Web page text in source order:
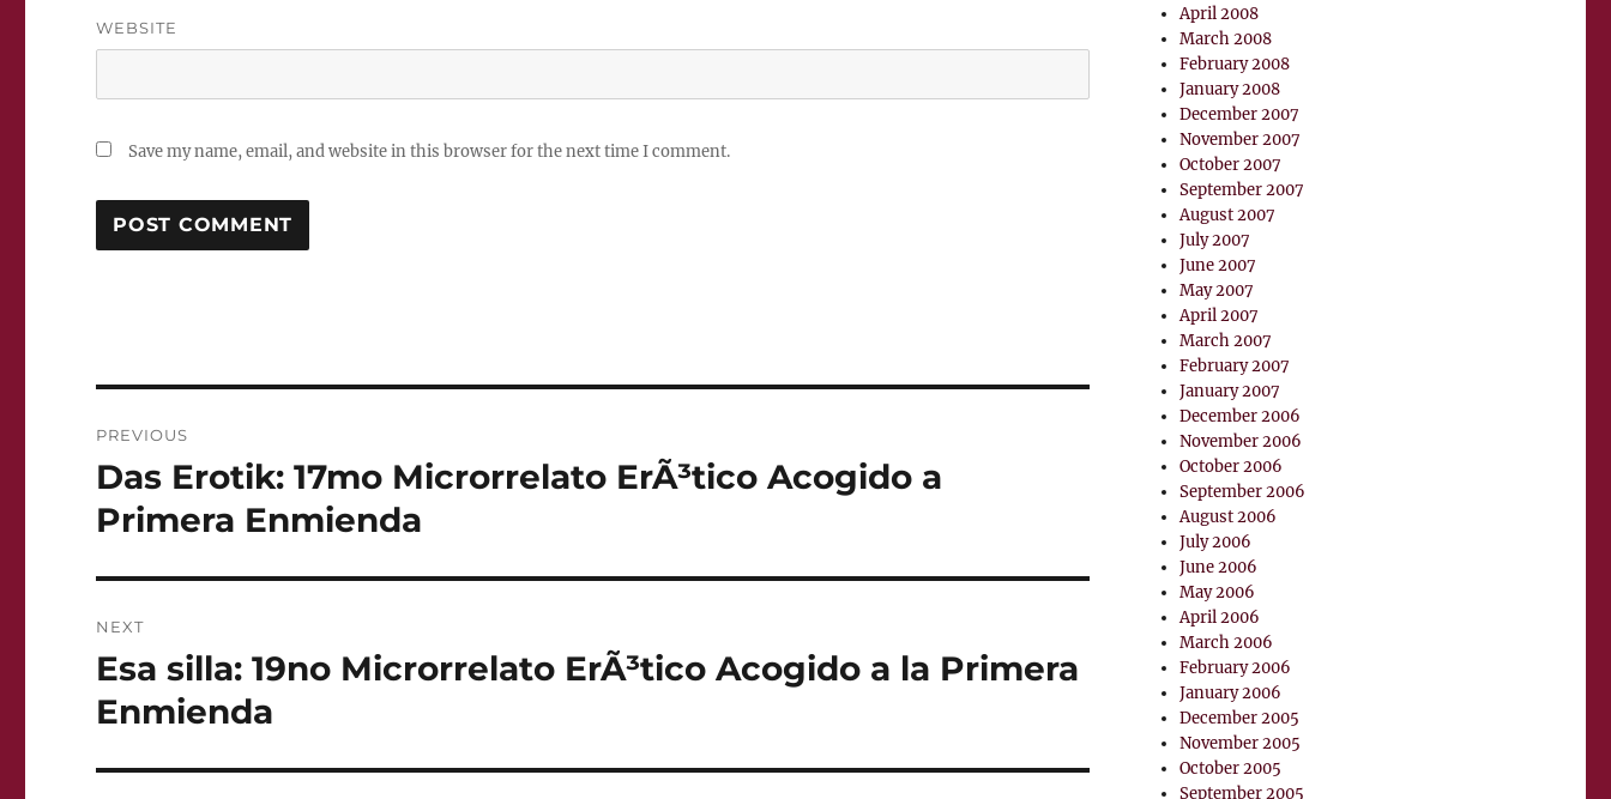
WEBSITE
Save my name, email, and website in this browser for the next time I comment.
navigation
PREVIOUS
Previous
post:
Das Erotik: 17mo Microrrelato ErÃ³tico Acogido a
Primera Enmienda
NEXT
Next
post:
Esa silla: 19no Microrrelato ErÃ³tico Acogido a la Primera
Enmienda
April 2008
March 2008
February 2008
January 2008
December 2007
November 2007
October 2007
September 2007
August 2007
July 2007
June 2007
May 2007
April 2007
March 2007
February 2007
January 2007
December 2006
November 2006
October 2006
September 2006
August 2006
July 2006
June 2006
May 2006
April 2006
March 2006
February 2006
January 2006
December 2005
November 2005
October 2005
September 2005